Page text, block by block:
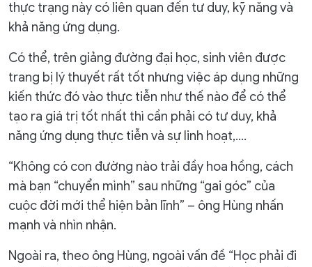
thực trạng này có liên quan đến tư duy, kỹ năng và
khả năng ứng dụng.
Có thể, trên giảng đường đại học, sinh viên được
trang bị lý thuyết rất tốt nhưng việc áp dụng những
kiến thức đó vào thực tiễn như thế nào để có thể
tạo ra giá trị tốt nhất thì cần phải có tư duy, khả
năng ứng dụng thực tiễn và sự linh hoạt,….
“Không có con đường nào trải đầy hoa hồng, cách
mà bạn “chuyển mình” sau những “gai góc” của
cuộc đời mới thể hiện bản lĩnh” – ông Hùng nhấn
mạnh và nhìn nhận.
Ngoài ra, theo ông Hùng, ngoài vấn đề “Học phải đi